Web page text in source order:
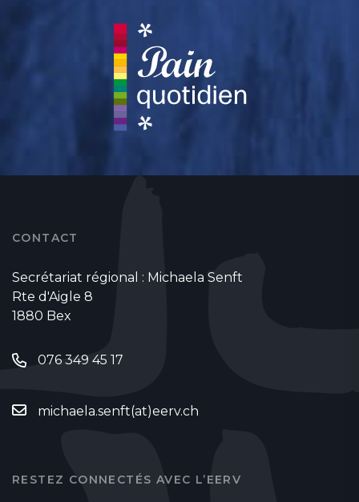
CONTACT
Secrétariat régional : Michaela Senft
Rte d'Aigle 8
1880 Bex
076 349 45 17
michaela.senft(at)eerv.ch
RESTEZ CONNECTÉS AVEC L’EERV